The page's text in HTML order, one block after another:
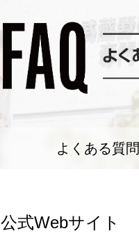
よくある質問
公式Webサイト